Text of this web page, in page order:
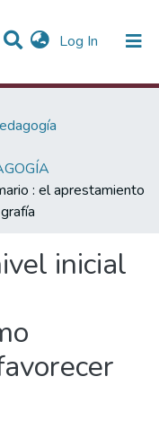
Log In (current)
: el aprestamiento
inicial